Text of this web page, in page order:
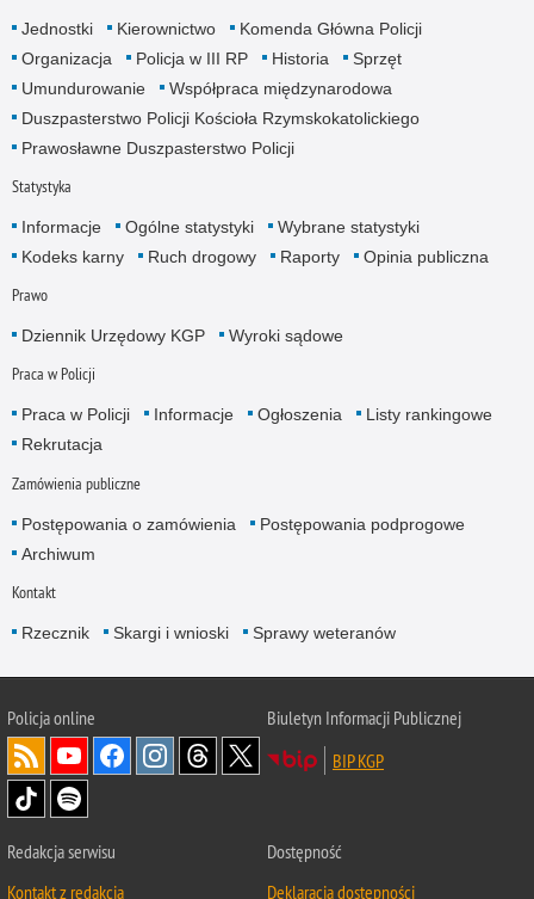
Jednostki Kierownictwo
Komenda Główna Policji
Organizacja
Policja w III RP Historia
Sprzęt
Umundurowanie
Współpraca międzynarodowa
Duszpasterstwo Policji Kościoła Rzymskokatolickiego
Prawosławne Duszpasterstwo Policji
Statystyka
Informacje Ogólne statystyki
Wybrane statystyki
Kodeks karny
Ruch drogowy Raporty Opinia publiczna
Prawo
Dziennik Urzędowy KGP Wyroki sądowe
Praca w Policji
Praca w Policji Informacje Ogłoszenia
Listy rankingowe
Rekrutacja
Zamówienia publiczne
Postępowania o zamówienia
Postępowania podprogowe
Archiwum
Kontakt
Rzecznik Skargi i wnioski Sprawy weteranów
Policjaonline
Biuletyn Informacji Publicznej
BIP KGP
Redakcja serwisu
Kontakt z redakcją
Dostępność
Deklaracja dostępności